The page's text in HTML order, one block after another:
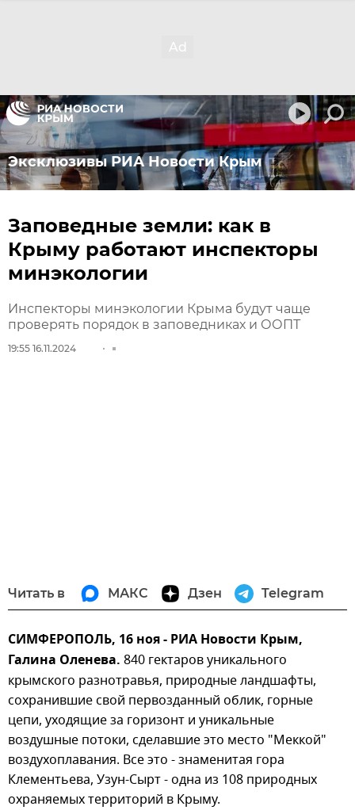
Эксклюзивы РИА Новости Крым
Заповедные земли: как в
Крыму работают инспекторы
минэкологии
Инспекторы минэкологии Крыма будут чаще
проверять порядок в заповедниках и ООПТ
19:55 16.11.2024
Читать в МАКС Дзен Telegram
СИМФЕРОПОЛЬ, 16 ноя - РИА Новости Крым,
Галина Оленева. 840 гектаров уникального
крымского разнотравья, природные ландшафты,
сохранившие свой первозданный облик, горные
цепи, уходящие за горизонт и уникальные
воздушные потоки, сделавшие это место "Меккой"
воздухоплавания. Все это - знаменитая гора
Клементьева, Узун-Сырт - одна из 108 природных
охраняемых территорий в Крыму.